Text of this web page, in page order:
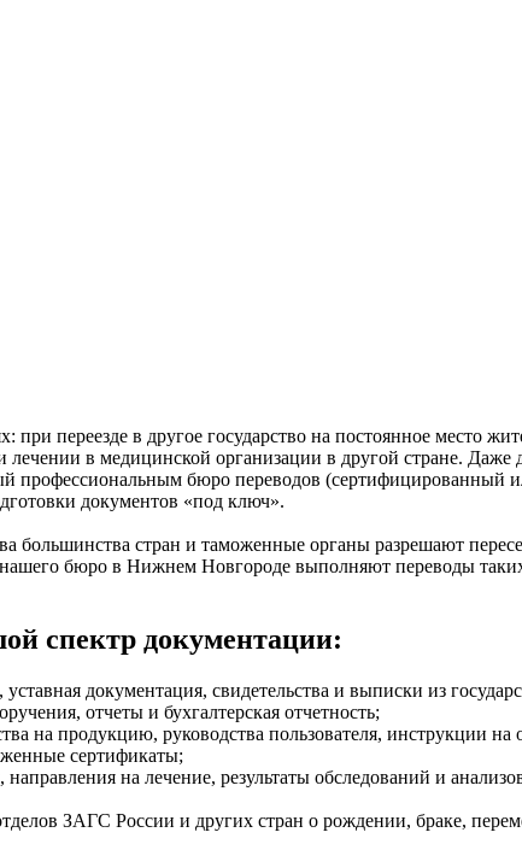
переезде в другое государство на постоянное место
в медицинской организации в другой стране. Даже
профессиональным бюро переводов (сертифицированный
документов «под ключ».
большинства стран и таможенные органы разрешают
бюро в Нижнем Новгороде выполняют переводы
спектр документации:
документация, свидетельства и выписки из
отчеты и бухгалтерская отчетность;
на продукцию, руководства пользователя, инструкции на
сертификаты;
на лечение, результаты обследований и
ЗАГС России и других стран о рождении, браке,